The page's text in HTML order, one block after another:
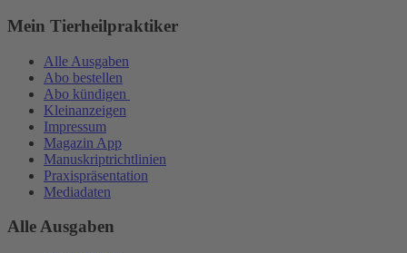
Mein Tierheilpraktiker
Alle Ausgaben
Abo bestellen
Abo kündigen
Kleinanzeigen
Impressum
Magazin App
Manuskriptrichtlinien
Praxispräsentation
Mediadaten
Alle Ausgaben